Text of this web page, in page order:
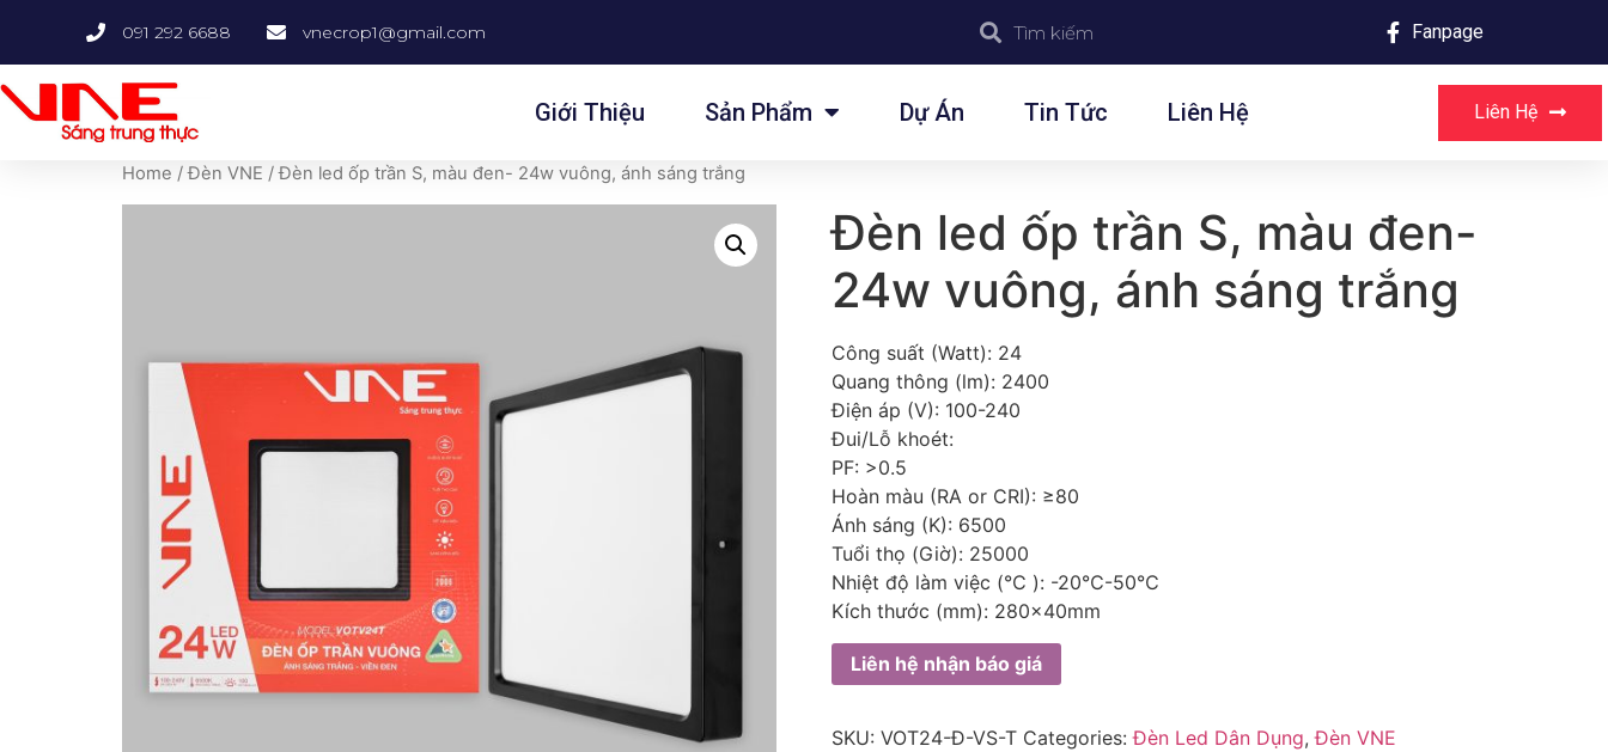
091 292 6688 vnecrop1@gmail.com Fanpage
Giới Thiệu Sản Phẩm Dự Án Tin Tức Liên Hệ Liên Hệ
Home /Đèn VNE / Đèn led ốp trần S, màu đen- 24w vuông, ánh sáng trắng
Đèn led ốp trần S, màu đen-
24w vuông, ánh sáng trắng
Công suất (Watt): 24
Quang thông (lm): 2400
Điện áp (V): 100-240
Đui/Lỗ khoét:
PF: >0.5
Hoàn màu (RA or CRI): ≥80
Ánh sáng (K): 6500
Tuổi thọ (Giờ): 25000
Nhiệt độ làm việc (℃ ): -20℃-50℃
Kích thước (mm): 280x40mm
Liên hệ nhận báo giá
SKU: VOT24-Đ-VS-T Categories:Đèn Led Dân Dụng,Đèn VNE